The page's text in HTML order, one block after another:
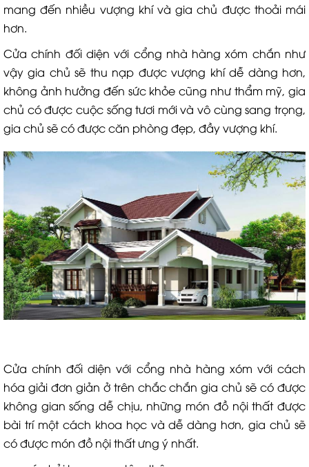
mang đến nhiều vượng khí và gia chủ được thoải mái
hơn.
Cửa chính đối diện với cổng nhà hàng xóm chắn như
vậy gia chủ sẽ thu nạp được vượng khí dễ dàng hơn,
không ảnh hưởng đến sức khỏe cũng như thẩm mỹ, gia
chủ có được cuộc sống tươi mới và vô cùng sang trọng,
gia chủ sẽ có được căn phòng đẹp, đầy vượng khí.
Cửa chính đối diện với cổng nhà hàng xóm với cách
hóa giải đơn giản ở trên chắc chắn gia chủ sẽ có được
không gian sống dễ chịu, những món đồ nội thất được
bài trí một cách khoa học và dễ dàng hơn, gia chủ sẽ
có được món đồ nội thất ưng ý nhất.